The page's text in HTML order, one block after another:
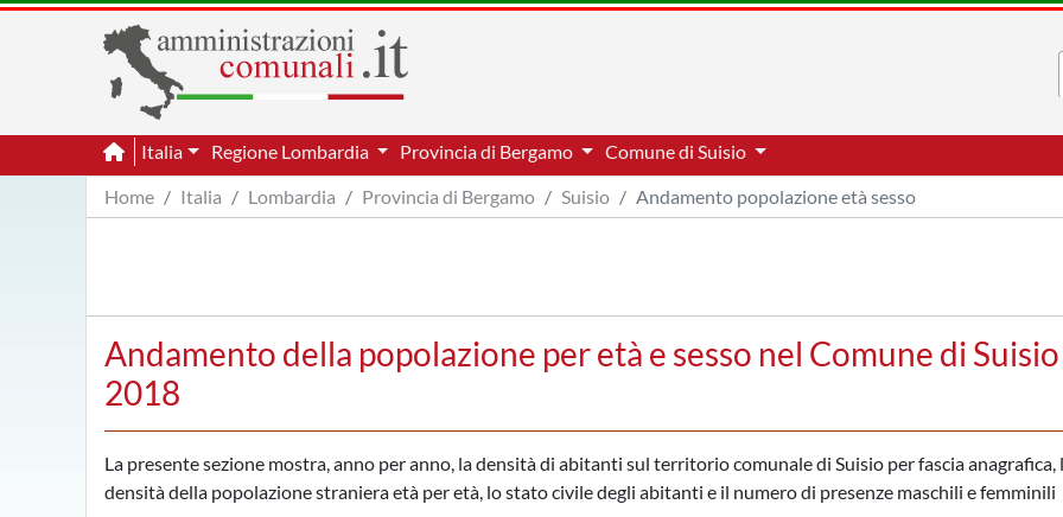
Italia Regione Lombardia Provincia di Bergamo
Comune di Suisio
Home
Italia Lombardia Provincia di Bergamo Suisio Andamento popolazione età sesso
Andamento della popolazione per età e sesso nel Comune di
2018
La presente sezione mostra, anno per anno, la densità di abitanti sul territorio comunale di Suisio per fascia anagrafica,
densità della popolazione straniera età per età, lo stato civile degli abitanti e il numero di presenze maschili e femminili